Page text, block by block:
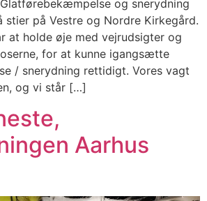
og snerydning
stier på Vestre og Nordre Kirkegård.
at holde øje med vejrudsigter og
for at kunne igangsætte
/ snerydning rettidigt. Vores vagt
og vi står […]
Aarhus